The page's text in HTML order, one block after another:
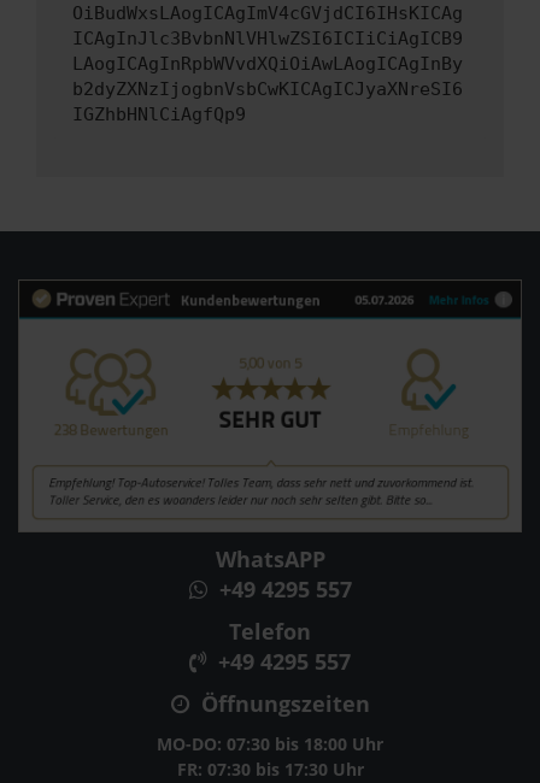
OiBudWxsLAogICAgImV4cGVjdCI6IHsKICAg
ICAgInJlc3BvbnNlVHlwZSI6ICIiCiAgICB9
LAogICAgInRpbWVvdXQiOiAwLAogICAgInBy
b2dyZXNzIjogbnVsbCwKICAgICJyaXNreSI6
IGZhbHNlCiAgfQp9
WhatsAPP
+49 4295 557
Telefon
+49 4295 557
Öffnungszeiten
MO-DO: 07:30 bis 18:00 Uhr
FR: 07:30 bis 17:30 Uhr